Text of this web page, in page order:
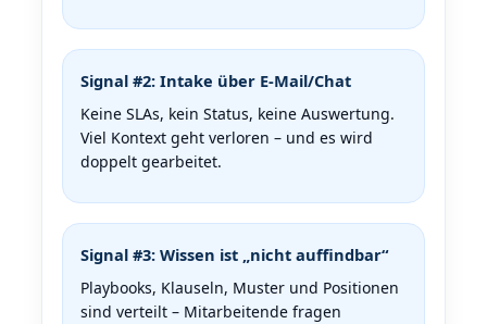
Signal #2: Intake über E‑Mail/Chat
Keine SLAs, kein Status, keine Auswertung.
Viel Kontext geht verloren – und es wird
doppelt gearbeitet.
Signal #3: Wissen ist „nicht auffindbar“
Playbooks, Klauseln, Muster und Positionen
sind verteilt – Mitarbeitende fragen